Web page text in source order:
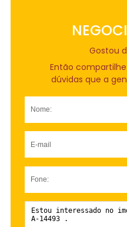
Gostou
Então
dúvidas que a